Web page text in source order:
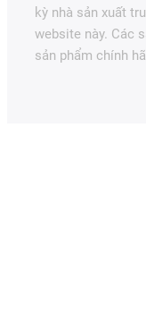
kỳ nhà sản xuất
website này. Các
sản phẩm chính